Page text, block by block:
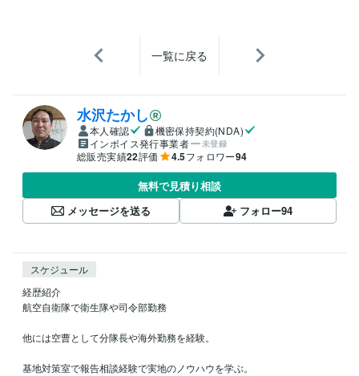
一覧に戻る
水沢たかし
本人確認
機密保持契約(NDA)
インボイス発行事業者
未登録
総販売実績22評価 4.5フォロワー94
無料で見積り相談
メッセージを送る
フォロー94
スケジュール
経歴紹介
航空自衛隊で衛生隊や司令部勤務
他には空曹として分隊長や海外勤務を経験。
基地対策室で報告相談経験で実地のノウハウを学ぶ。